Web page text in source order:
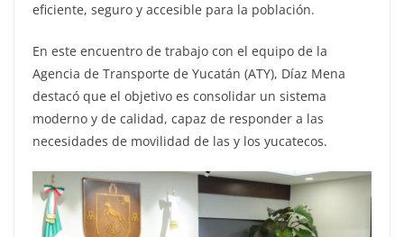
eficiente, seguro y accesible para la población.
En este encuentro de trabajo con el equipo de la
Agencia de Transporte de Yucatán (ATY), Díaz Mena
destacó que el objetivo es consolidar un sistema
moderno y de calidad, capaz de responder a las
necesidades de movilidad de las y los yucatecos.